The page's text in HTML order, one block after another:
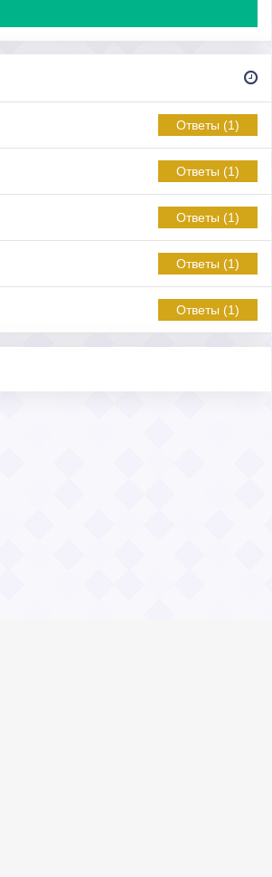
Ответы (1)
Ответы (1)
Ответы (1)
Ответы (1)
Ответы (1)